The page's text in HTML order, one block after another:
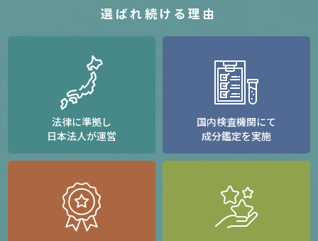
選ばれ続ける理由
法律に準拠し
日本法人が運営
国内検査機関にて
成分鑑定を実施